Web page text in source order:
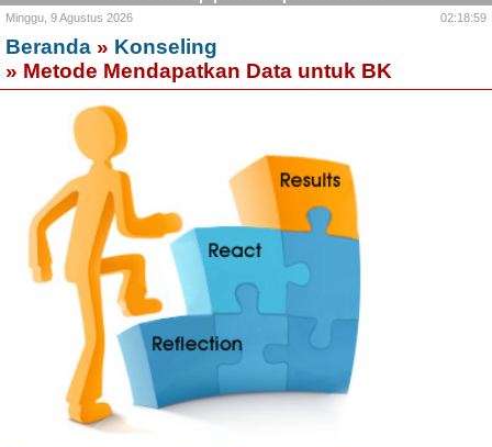
Minggu, 9 Agustus 2026 02:18:59
Beranda » Konseling
» Metode Mendapatkan Data untuk BK